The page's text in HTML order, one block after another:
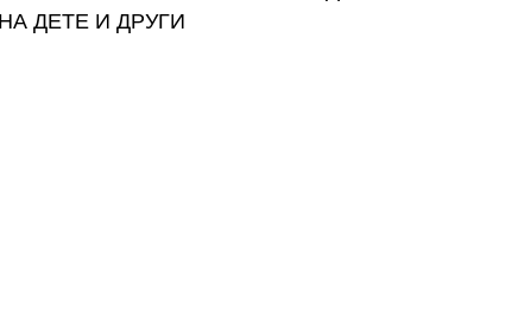
ДЕТЕ И ДРУГИ